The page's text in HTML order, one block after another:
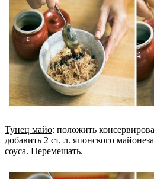
Тунец майо: положить
добавить 2 ст. л. японского
соуса. Перемешать.